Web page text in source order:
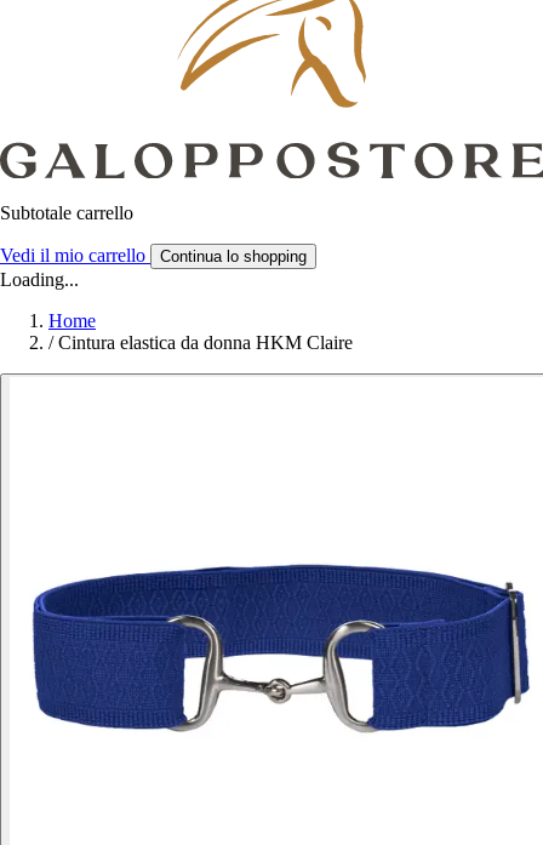
Subtotale carrello
Vedi il mio carrello Continua lo shopping
Loading...
Home
/ Cintura elastica da donna HKM Claire